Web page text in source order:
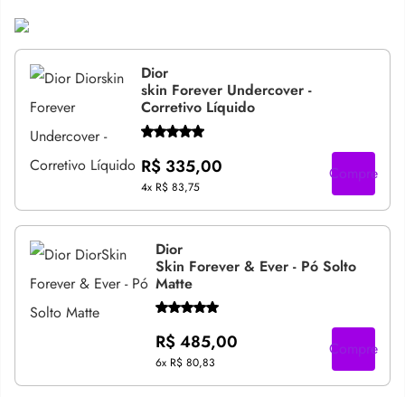
Dior
skin Forever Undercover -
Corretivo Líquido
R$ 335,00
4x R$ 83,75
Compre
Dior
Skin Forever & Ever - Pó Solto
Matte
R$ 485,00
6x R$ 80,83
Compre